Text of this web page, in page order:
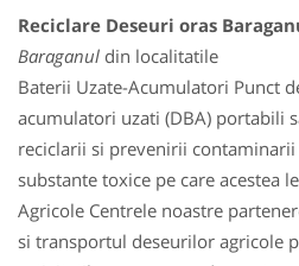
Reciclare Deseuri oras
Baraganul din localitatile
Baterii Uzate-Acumulatori Punct
acumulatori uzati (DBA) portabili
reciclarii si prevenirii
substante toxice pe care acestea
Agricole Centrele noastre
si transportul deseurilor agricole